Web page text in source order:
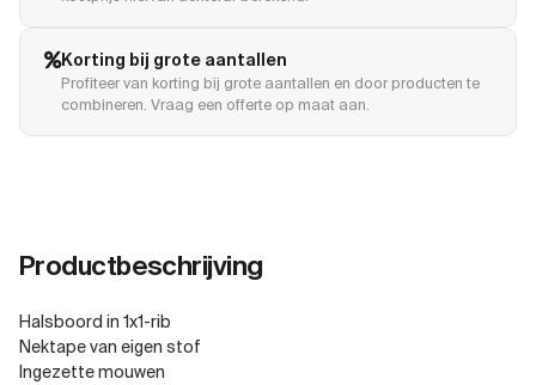
Korting bij grote aantallen
Profiteer van korting bij grote aantallen en door producten te
combineren. Vraag een offerte op maat aan.
Productbeschrijving
Halsboord in 1x1-rib
Nektape van eigen stof
Ingezette mouwen